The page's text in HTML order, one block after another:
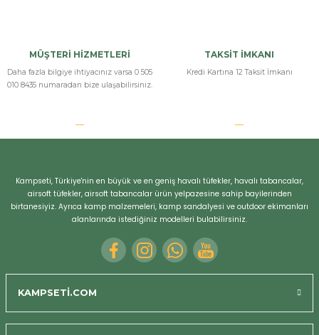
MÜŞTERİ HİZMETLERİ
Daha fazla bilgiye ihtiyacınız varsa 0 505
010 8435 numaradan bize ulaşabilirsiniz.
TAKSİT İMKANI
Kredi Kartına 12 Taksit İmkanı
Kampseti, Türkiye'nin en büyük ve en geniş havalı tüfekler, havalı tabancalar,
airsoft tüfekler, airsoft tabancalar ürün yelpazesine sahip bayilerinden
birtanesiyiz. Ayrıca kamp malzemeleri, kamp sandalyesi ve outdoor ekimanları
alanlarında istediğiniz modelleri bulabilirsiniz.
KAMPSETİ.COM